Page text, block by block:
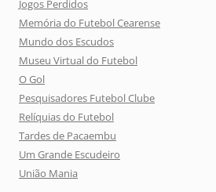
Jogos Perdidos
Memória do Futebol Cearense
Mundo dos Escudos
Museu Virtual do Futebol
O Gol
Pesquisadores Futebol Clube
Relíquias do Futebol
Tardes de Pacaembu
Um Grande Escudeiro
União Mania